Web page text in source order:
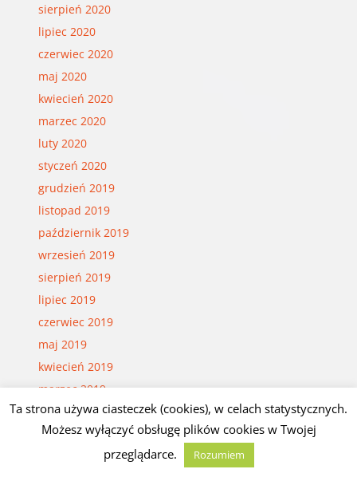
sierpień 2020
lipiec 2020
czerwiec 2020
maj 2020
kwiecień 2020
marzec 2020
luty 2020
styczeń 2020
grudzień 2019
listopad 2019
październik 2019
wrzesień 2019
sierpień 2019
lipiec 2019
czerwiec 2019
maj 2019
kwiecień 2019
marzec 2019
luty 2019
styczeń 2019
grudzień 2018
Ta strona używa ciasteczek (cookies), w celach statystycznych.
Możesz wyłączyć obsługę plików cookies w Twojej
przeglądarce.
Rozumiem